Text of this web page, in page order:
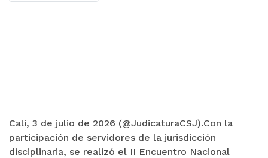
Cali, 3 de julio de 2026 (@JudicaturaCSJ).Con la
participación de servidores de la jurisdicción
disciplinaria, se realizó el II Encuentro Nacional